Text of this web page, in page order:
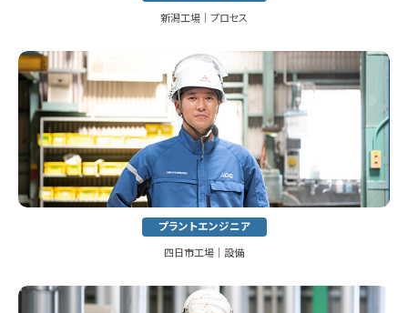
新潟工場│プロセス
プラントエンジニア
四日市工場│設備